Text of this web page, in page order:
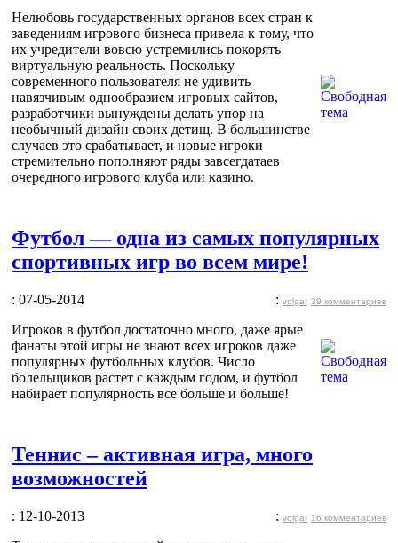
Нелюбовь государственных органов всех стран к
заведениям игрового бизнеса привела к тому, что
их учредители вовсю устремились покорять
виртуальную реальность. Поскольку
современного пользователя не удивить
навязчивым однообразием игровых сайтов,
разработчики вынуждены делать упор на
необычный дизайн своих детищ. В большинстве
случаев это срабатывает, и новые игроки
стремительно пополняют ряды завсегдатаев
очередного игрового клуба или казино.
Футбол — одна из самых популярных
спортивных игр во всем мире!
: 07-05-2014 : volgar 39 комментариев
Игроков в футбол достаточно много, даже ярые
фанаты этой игры не знают всех игроков даже
популярных футбольных клубов. Число
болельщиков растет с каждым годом, и футбол
набирает популярность все больше и больше!
Теннис – активная игра, много
возможностей
: 12-10-2013 : volgar 16 комментариев